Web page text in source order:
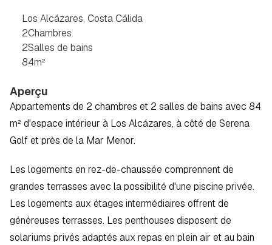
Los Alcázares, Costa Cálida
2Chambres
2Salles de bains
84m²
Aperçu
Appartements de 2 chambres et 2 salles de bains avec 84
m² d'espace intérieur à Los Alcázares, à côté de Serena
Golf et près de la Mar Menor.
Les logements en rez-de-chaussée comprennent de
grandes terrasses avec la possibilité d'une piscine privée.
Les logements aux étages intermédiaires offrent de
généreuses terrasses. Les penthouses disposent de
solariums privés adaptés aux repas en plein air et au bain